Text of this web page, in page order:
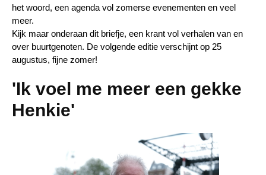
het woord, een agenda vol zomerse evenementen en veel
meer.
Kijk maar onderaan dit briefje, een krant vol verhalen van en
over buurtgenoten. De volgende editie verschijnt op 25
augustus, fijne zomer!
'Ik voel me meer een gekke
Henkie'